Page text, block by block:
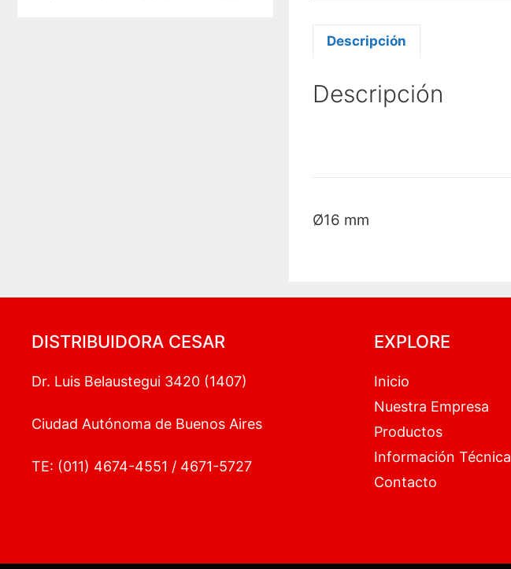
Descripción
Descripción
Ø16 mm
DISTRIBUIDORA CESAR
Dr. Luis Belaustegui 3420 (1407)
Ciudad Autónoma de Buenos Aires
TE: (011) 4674-4551 / 4671-5727
EXPLORE
Inicio
Nuestra Empresa
Productos
Información Técnica
Contacto